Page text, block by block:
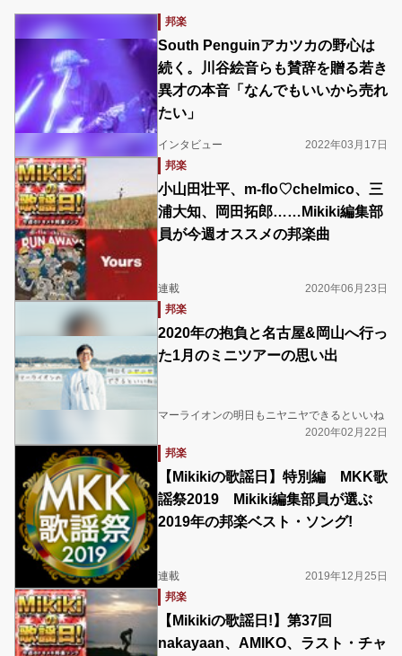
邦楽
South Penguinアカツカの野心は
続く。川谷絵音らも賛辞を贈る若き
異才の本音「なんでもいいから売れ
たい」
インタビュー
2022年03月17日
邦楽
小山田壮平、m-flo♡chelmico、三
浦大知、岡田拓郎……Mikiki編集部
員が今週オススメの邦楽曲
連載
2020年06月23日
邦楽
2020年の抱負と名古屋&岡山へ行っ
た1月のミニツアーの思い出
マーライオンの明日もニヤニヤできるといいね
2020年02月22日
邦楽
【Mikikiの歌謡日】特別編 MKK歌
謡祭2019 Mikiki編集部員が選ぶ
2019年の邦楽ベスト・ソング!
連載
2019年12月25日
邦楽
【Mikikiの歌謡日!】第37回
nakayaan、AMIKO、ラスト・チャ